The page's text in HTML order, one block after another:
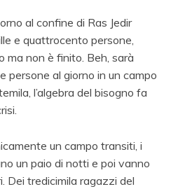
al confine di Ras Jedir
e quattrocento persone,
ma non è finito. Beh, sarà
persone al giorno in un campo
l’algebra del bisogno fa
un campo transiti, i
un paio di notti e poi vanno
Dei tredicimila ragazzi del